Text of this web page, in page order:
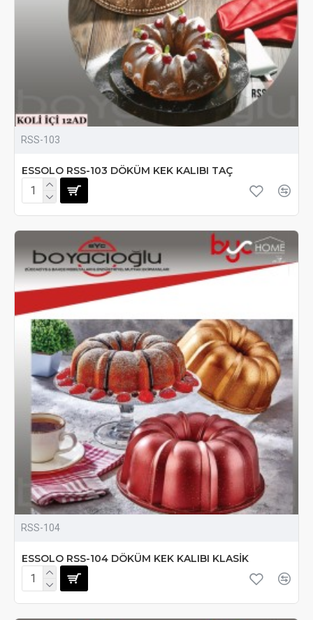
RSS-103
ESSOLO RSS-103 DÖKÜM KEK KALIBI TAÇ
RSS-104
ESSOLO RSS-104 DÖKÜM KEK KALIBI KLASİK